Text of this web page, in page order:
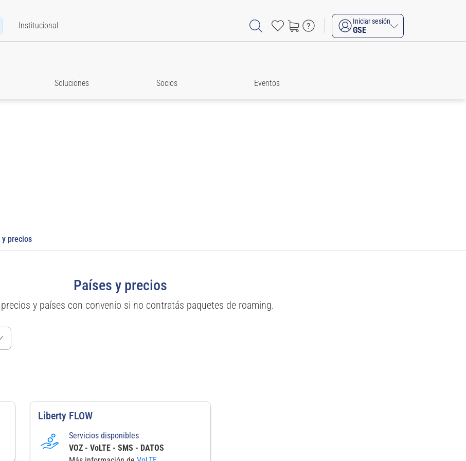
Institucional Iniciar sesión
GSE
Soluciones Socios Eventos
y precios
Países y precios
y países con convenio si no contratás paquetes de roaming.
Liberty FLOW
Servicios disponibles
VOZ - VoLTE - SMS - DATOS